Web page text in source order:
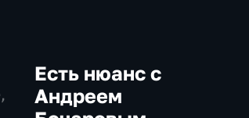
Есть нюанс с
Андреем